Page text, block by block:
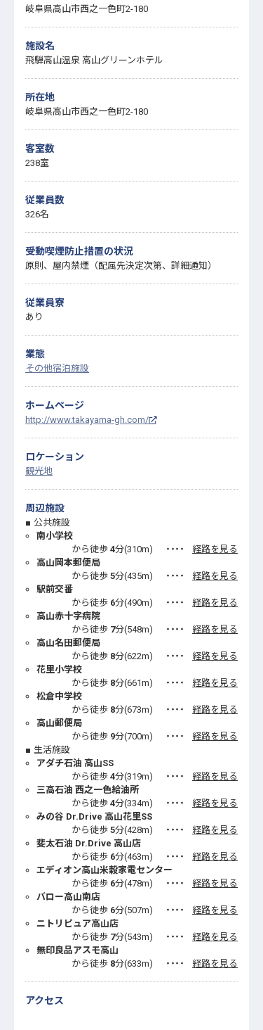
岐阜県高山市西之一色町2-180
施設名
飛騨高山温泉 高山グリーンホテル
所在地
岐阜県高山市西之一色町2-180
客室数
238室
従業員数
326名
受動喫煙防止措置の状況
原則、屋内禁煙（配属先決定次第、詳細通知）
従業員寮
あり
業態
その他宿泊施設
ホームページ
http://www.takayama-gh.com/
ロケーション
観光地
周辺施設
公共施設
南小学校
から徒歩 4分(310m) ・・・・
経路を見る
高山岡本郵便局
から徒歩 5分(435m) ・・・・
経路を見る
駅前交番
から徒歩 6分(490m) ・・・・
経路を見る
高山赤十字病院
から徒歩 7分(548m) ・・・・
経路を見る
高山名田郵便局
から徒歩 8分(622m) ・・・・
経路を見る
花里小学校
から徒歩 8分(661m) ・・・・
経路を見る
松倉中学校
から徒歩 8分(673m) ・・・・
経路を見る
高山郵便局
から徒歩 9分(700m) ・・・・
経路を見る
生活施設
アダチ石油 高山SS
から徒歩 4分(319m) ・・・・
経路を見る
三高石油 西之一色給油所
から徒歩 4分(334m) ・・・・
経路を見る
みの谷 Dr.Drive 高山花里SS
から徒歩 5分(428m) ・・・・
経路を見る
斐太石油 Dr.Drive 高山店
から徒歩 6分(463m) ・・・・
経路を見る
エディオン高山米穀家電センター
から徒歩 6分(478m) ・・・・
経路を見る
バロー高山南店
から徒歩 6分(507m) ・・・・
経路を見る
ニトリピュア高山店
から徒歩 7分(543m) ・・・・
経路を見る
無印良品アスモ高山
から徒歩 8分(633m) ・・・・ 経路を見る
アクセス